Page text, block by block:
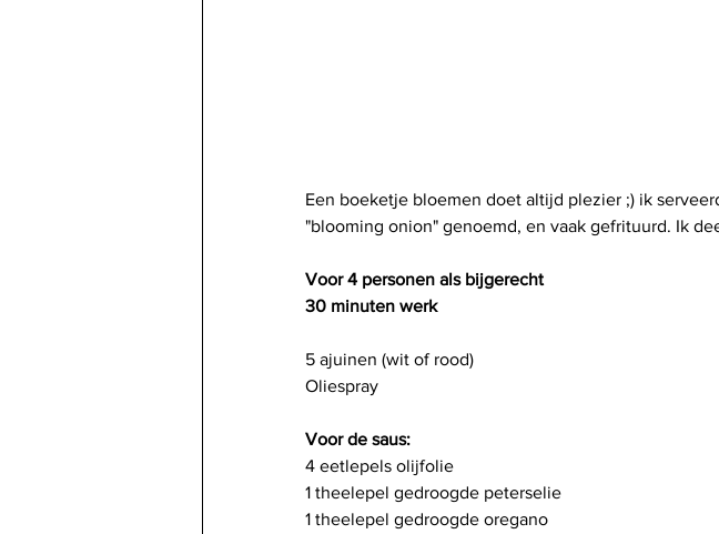
Een boeketje bloemen doet altijd plezier ;) ik
"blooming onion" genoemd, en vaak gefrituurd. Ik
Voor 4 personen als bijgerecht
30 minuten werk
5 ajuinen (wit of rood)
Oliespray
Voor de saus:
4 eetlepels olijfolie
1 theelepel gedroogde peterselie
1 theelepel gedroogde oregano